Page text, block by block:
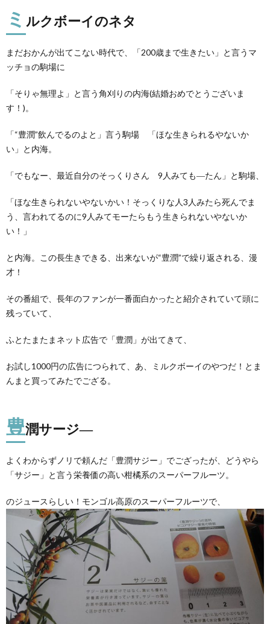
ミ ルクボーイのネタ
まだおかんが出てこない時代で、「200歳まで生きたい」と言うマ
ッチョの駒場に
「そりゃ無理よ」と言う角刈りの内海(結婚おめでとうございま
す！)。
「“豊潤”飲んでるのよと」言う駒場 「ほな生きられるやないか
い」と内海。
「でもなー、最近自分のそっくりさん 9人みても―たん」と駒場、
「ほな生きられないやないかい！そっくりな人3人みたら死んでま
う、言われてるのに9人みてモーたらもう生きられないやないか
い！」
と内海。この長生きできる、出来ないが“豊潤”で繰り返される、漫
才！
その番組で、長年のファンが一番面白かったと紹介されていて頭に
残っていて、
ふとたまたまネット広告で「豊潤」が出てきて、
お試し1000円の広告につられて、あ、ミルクボーイのやつだ！とま
んまと買ってみたでござる。
豊潤サージ―
よくわからずノリで頼んだ「豊潤サジー」でござったが、どうやら
「サジー」と言う栄養価の高い柑橘系のスーパーフルーツ。
のジュースらしい！モンゴル高原のスーパーフルーツで、